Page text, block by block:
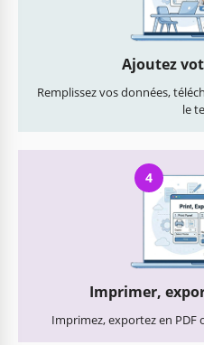
Ajoutez
Remplissez vos données,
le
4
Imprimer,
Imprimez, exportez en